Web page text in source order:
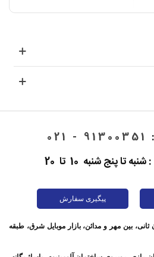
91300351 - 021
تا پنج شنبه 10 تا 20
پیگیری سفارش
ثانی، بین مهر و مدائن، بازار موبایل شرق، طبقه